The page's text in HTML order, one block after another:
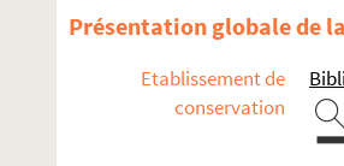
Présentation globale de
Etablissement de
conservation